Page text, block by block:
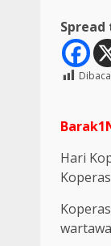
Spread
Hari